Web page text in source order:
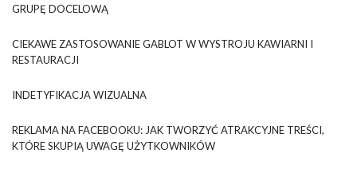
GRUPĘ DOCELOWĄ
CIEKAWE ZASTOSOWANIE GABLOT W WYSTROJU KAWIARNI I
RESTAURACJI
INDETYFIKACJA WIZUALNA
REKLAMA NA FACEBOOKU: JAK TWORZYĆ ATRAKCYJNE TREŚCI,
KTÓRE SKUPIĄ UWAGĘ UŻYTKOWNIKÓW